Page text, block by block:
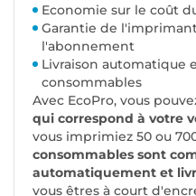
Economie sur le coût
Garantie de
l'abonnement
Livraison automatique
consommables
Avec EcoPro, vous
qui correspond à votre
vous imprimiez 50 ou
consommables sont
automatiquement et
vous êtres à court